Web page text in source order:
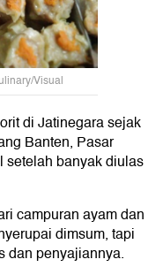
Visual
di Jatinegara sejak
Banten, Pasar
setelah banyak diulas
campuran ayam dan
dimsum, tapi
dan penyajiannya.